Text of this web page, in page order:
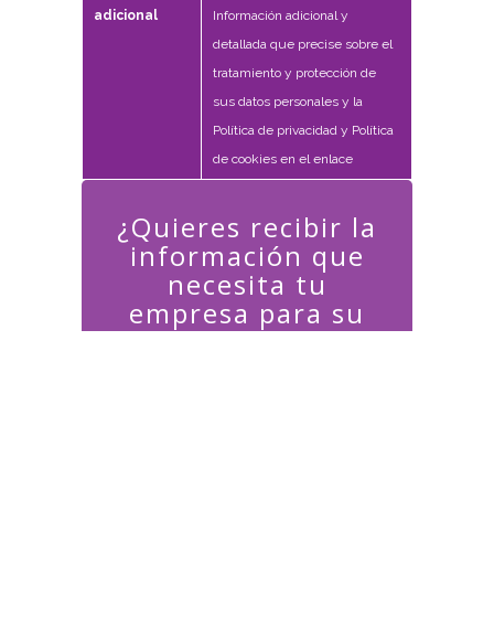
adicional
Información adicional y
detallada que precise sobre el
tratamiento y protección de
sus datos personales y la
Política de privacidad y Política
de cookies en el enlace
¿Quieres recibir la
información que
necesita tu
empresa para su
Transformación